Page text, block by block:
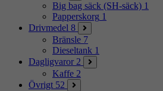
Big bag säck (SH-säck) 1
Papperskorg 1
Drivmedel 8
Bränsle 7
Dieseltank 1
Dagligvaror 2
Kaffe 2
Övrigt 52